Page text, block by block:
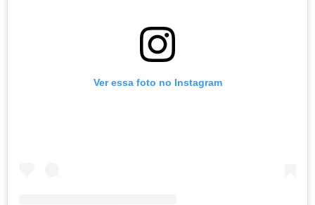
Ver essa foto no Instagram